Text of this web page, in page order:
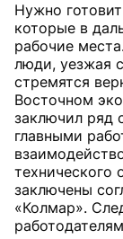
Нужно
которые в
рабочие
люди, уезжая
стремятся
Восточном
заключил ряд
главными
технического
заключены
«Колмар».